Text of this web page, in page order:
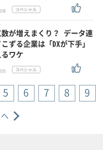
数が増えまくり？ データ連
ずる企業は「DXが下手」
ワケ
5 6 7 8
9